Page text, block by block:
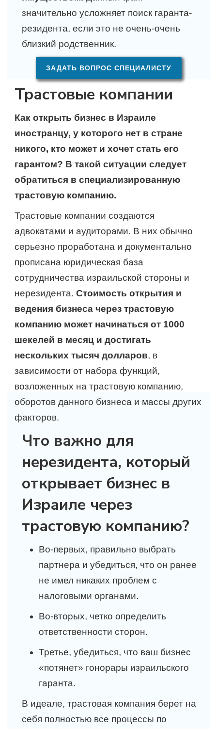
значительно усложняет поиск гаранта-
резидента, если это не очень-очень
близкий родственник.
ЗАДАТЬ ВОПРОС СПЕЦИАЛИСТУ
Трастовые компании
Как открыть бизнес в Израиле
иностранцу, у которого нет в стране
никого, кто может и хочет стать его
гарантом? В такой ситуации следует
обратиться в специализированную
трастовую компанию.
Трастовые компании создаются
адвокатами и аудиторами. В них обычно
серьезно проработана и документально
прописана юридическая база
сотрудничества израильской стороны и
нерезидента. Стоимость открытия и
ведения бизнеса через трастовую
компанию может начинаться от 1000
шекелей в месяц и достигать
нескольких тысяч долларов, в
зависимости от набора функций,
возложенных на трастовую компанию,
оборотов данного бизнеса и массы других
факторов.
Что важно для
нерезидента, который
открывает бизнес в
Израиле через
трастовую компанию?
Во-первых, правильно выбрать
партнера и убедиться, что он ранее
не имел никаких проблем с
налоговыми органами.
Во-вторых, четко определить
ответственности сторон.
Третье, убедиться, что ваш бизнес
«потянет» гонорары израильского
гаранта.
В идеале, трастовая компания берет на
себя полностью все процессы по